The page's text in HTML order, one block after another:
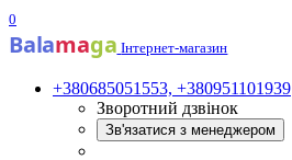
0
Balamaga Інтернет-магазин
+380685051553, +380951101939
Зворотний дзвінок
Зв'язатися з менеджером